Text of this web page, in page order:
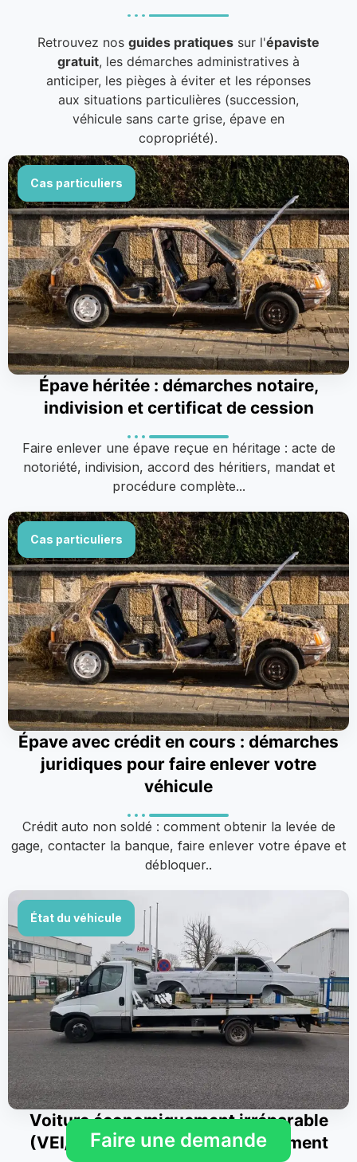
Retrouvez nos guides pratiquessur l'épaviste
gratuit, les démarches administratives à
anticiper, les pièges à éviter et les réponses
aux situations particulières (succession,
véhicule sans carte grise, épave en
copropriété).
Cas particuliers
Épave héritée : démarches notaire,
indivision et certificat de cession
Faire enlever une épave reçue en héritage : acte de
notoriété, indivision, accord des héritiers, mandat et
procédure complète...
Cas particuliers
Épave avec crédit en cours : démarches
juridiques pour faire enlever votre
véhicule
Crédit auto non soldé : comment obtenir la levée de
gage, contacter la banque, faire enlever votre épave et
débloquer..
État du véhicule
Voiture économiquement irréparable
(VEI/VGE) : démarches d’enlèvement
Faire une demande